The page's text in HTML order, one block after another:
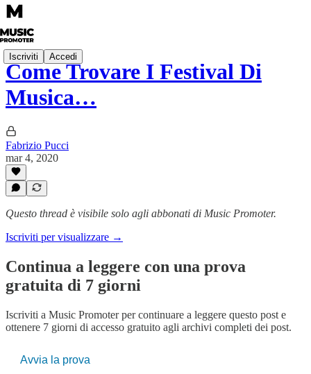
Iscriviti Accedi
Come Trovare I Festival Di
Musica…
Fabrizio Pucci
mar 4, 2020
Questo thread è visibile solo agli abbonati di Music Promoter.
Iscriviti per visualizzare →
Continua a leggere con una prova
gratuita di 7 giorni
Iscriviti a Music Promoterper continuare a leggere questo post e
ottenere 7 giorni di accesso gratuito agli archivi completi dei post.
Avvia la prova